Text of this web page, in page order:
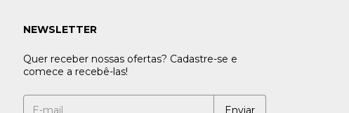
NEWSLETTER
Quer receber nossas ofertas? Cadastre-se e
comece a recebê-las!